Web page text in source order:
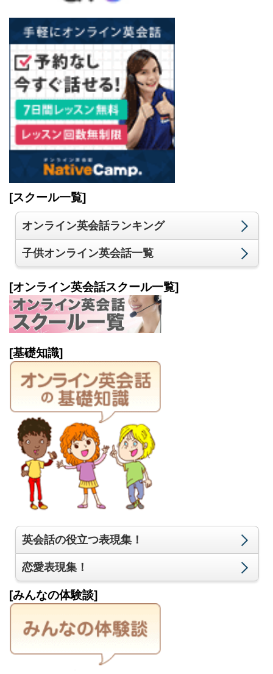
[スクール一覧]
オンライン英会話ランキング
子供オンライン英会話一覧
[オンライン英会話スクール一覧]
[基礎知識]
英会話の役立つ表現集！
恋愛表現集！
[みんなの体験談]